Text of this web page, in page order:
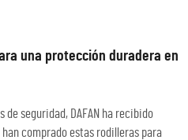
una protección duradera en
seguridad, DAFAN ha recibido
comprado estas rodilleras para